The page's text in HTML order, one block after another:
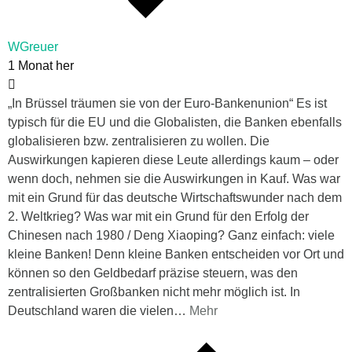
WGreuer
1 Monat her
„In Brüssel träumen sie von der Euro-Bankenunion“ Es ist
typisch für die EU und die Globalisten, die Banken ebenfalls
globalisieren bzw. zentralisieren zu wollen. Die
Auswirkungen kapieren diese Leute allerdings kaum – oder
wenn doch, nehmen sie die Auswirkungen in Kauf. Was war
mit ein Grund für das deutsche Wirtschaftswunder nach dem
2. Weltkrieg? Was war mit ein Grund für den Erfolg der
Chinesen nach 1980 / Deng Xiaoping? Ganz einfach: viele
kleine Banken! Denn kleine Banken entscheiden vor Ort und
können so den Geldbedarf präzise steuern, was den
zentralisierten Großbanken nicht mehr möglich ist. In
Deutschland waren die vielen… Mehr